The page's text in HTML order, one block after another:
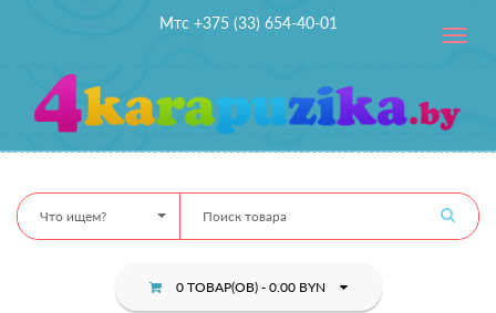
Мтс +375 (33) 654-40-01
Toggle
Что ищем?
0 ТОВАР(ОВ) - 0.00 BYN